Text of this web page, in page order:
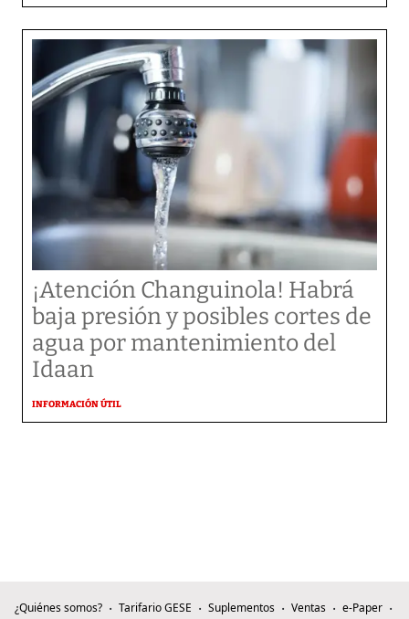
¡Atención Changuinola! Habrá
baja presión y posibles cortes de
agua por mantenimiento del
Idaan
INFORMACIÓN ÚTIL
¿Quiénes somos? Tarifario GESE Suplementos Ventas
e-Paper